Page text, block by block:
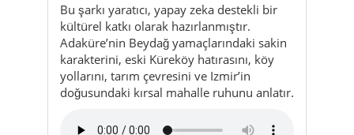
Bu şarkı yaratıcı, yapay zeka destekli bir
kültürel katkı olarak hazırlanmıştır.
Adaküre’nin Beydağ yamaçlarındaki sakin
karakterini, eski Küreköy hatırasını, köy
yollarını, tarım çevresini ve Izmir’in
doğusundaki kırsal mahalle ruhunu anlatır.